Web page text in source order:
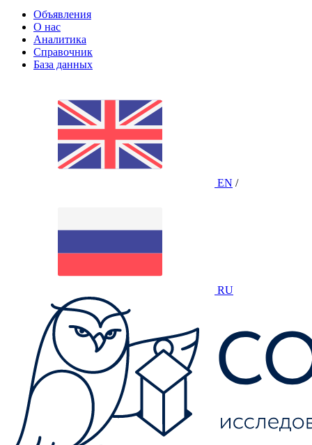
Объявления
О нас
Аналитика
Справочник
База данных
EN /
RU